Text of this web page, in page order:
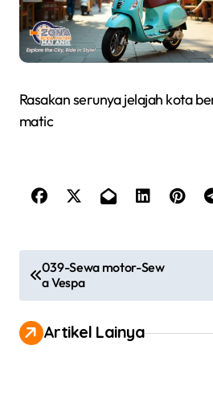
Rasakan serunya jelajah kota
matic
s
t
039-Sewa motor-Sew
a Vespa
Artikel Lainya